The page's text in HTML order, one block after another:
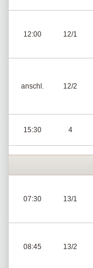
12:00 12/1
anschl. 12/2
15:30 4
07:30 13/1
08:45 13/2